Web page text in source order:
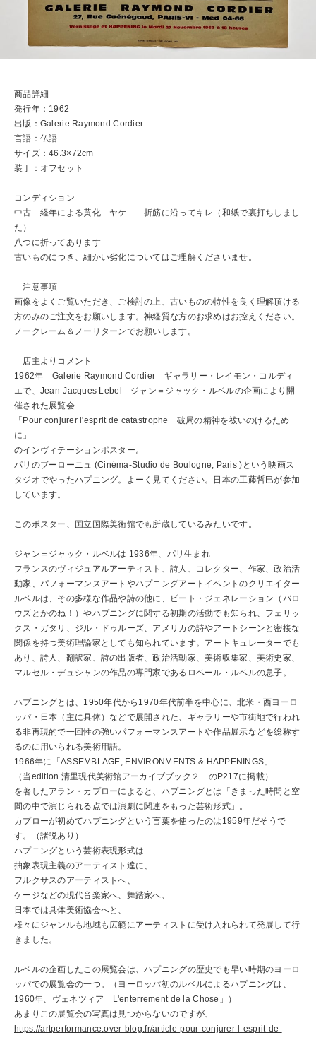
商品詳細
発行年：1962
出版：Galerie Raymond Cordier
言語：仏語
サイズ：46.3×72cm
装丁：オフセット
コンディション
中古 経年による黄化 ヤケ 折筋に沿ってキレ（和紙で裏打ちしまし
た）
八つに折ってあります
古いものにつき、細かい劣化についてはご理解くださいませ。
注意事項
画像をよくご覧いただき、ご検討の上、古いものの特性を良く理解頂ける
方のみのご注文をお願いします。神経質な方のお求めはお控えください。
ノークレーム＆ノーリターンでお願いします。
店主よりコメント
1962年 Galerie Raymond Cordier ギャラリー・レイモン・コルディ
エで、Jean-Jacques Lebel ジャン＝ジャック・ルベルの企画により開
催された展覧会
「Pour conjurer l'esprit de catastrophe 破局の精神を祓いのけるため
に」
のインヴィテーションポスター。
パリのブーローニュ (Cinéma-Studio de Boulogne, Paris )という映画ス
タジオでやったハプニング。よーく見てください。日本の工藤哲巳が参加
しています。
このポスター、国立国際美術館でも所蔵しているみたいです。
ジャン＝ジャック・ルベルは 1936年、パリ生まれ
フランスのヴィジュアルアーティスト、詩人、コレクター、作家、政治活
動家、パフォーマンスアートやハプニングアートイベントのクリエイター
ルベルは、その多様な作品や詩の他に、ビート・ジェネレーション（バロ
ウズとかのね！）やハプニングに関する初期の活動でも知られ、フェリッ
クス・ガタリ、ジル・ドゥルーズ、アメリカの詩やアートシーンと密接な
関係を持つ美術理論家としても知られています。アートキュレーターでも
あり、詩人、翻訳家、詩の出版者、政治活動家、美術収集家、美術史家、
マルセル・デュシャンの作品の専門家であるロベール・ルベルの息子。
ハプニングとは、1950年代から1970年代前半を中心に、北米・西ヨーロ
ッパ・日本（主に具体）などで展開された、ギャラリーや市街地で行われ
る非再現的で一回性の強いパフォーマンスアートや作品展示などを総称す
るのに用いられる美術用語。
1966年に「ASSEMBLAGE, ENVIRONMENTS & HAPPENINGS」
（当edition 清里現代美術館アーカイブブック２ のP217に掲載）
を著したアラン・カプローによると、ハプニングとは「きまった時間と空
間の中で演じられる点では演劇に関連をもった芸術形式」。
カプローが初めてハプニングという言葉を使ったのは1959年だそうで
す。（諸説あり）
ハプニングという芸術表現形式は
抽象表現主義のアーティスト達に、
フルクサスのアーティストへ、
ケージなどの現代音楽家へ、舞踏家へ、
日本では具体美術協会へと、
様々にジャンルも地域も広範にアーティストに受け入れられて発展して行
きました。
ルベルの企画したこの展覧会は、ハプニングの歴史でも早い時期のヨーロ
ッパでの展覧会の一つ。（ヨーロッパ初のルベルによるハプニングは、
1960年、ヴェネツィア「L'enterrement de la Chose」）
あまりこの展覧会の写真は見つからないのですが、
https://artperformance.over-blog.fr/article-pour-conjurer-l-esprit-de-